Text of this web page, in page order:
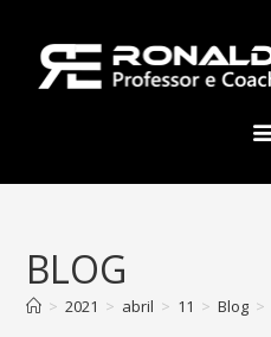
BLOG
> 2021 > abril > 11 > Blog >